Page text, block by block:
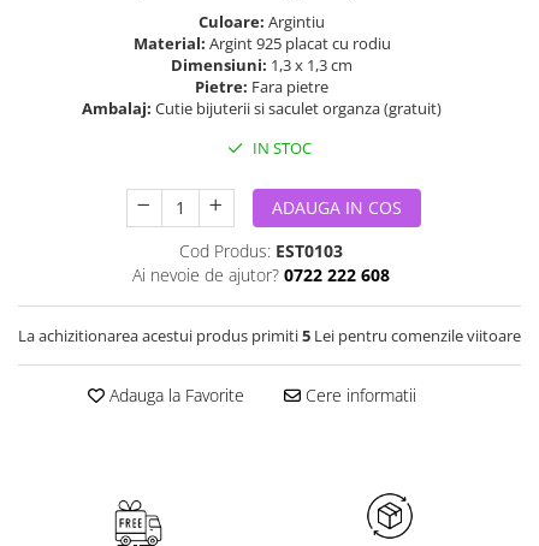
Culoare: Argintiu
Material: Argint 925 placat cu rodiu
Dimensiuni: 1,3 x 1,3 cm
Pietre: Fara pietre
Ambalaj: Cutie bijuterii si saculet organza (gratuit)
IN STOC
ADAUGA IN COS
Cod Produs: EST0103
Ai nevoie de ajutor? 0722 222 608
La achizitionarea acestui produs primiti5 Lei pentru comenzile viitoare
Adauga la Favorite Cere informatii